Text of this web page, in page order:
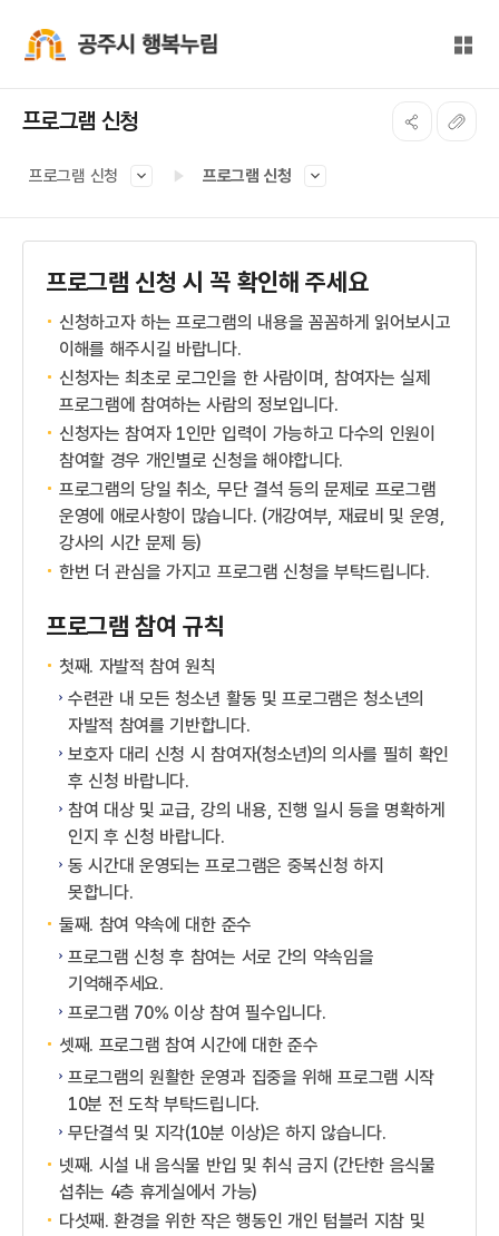
전체
프로그램 신청
프로그램 신청 프로그램 신청
프로그램 신청 시 꼭 확인해 주세요
신청하고자 하는 프로그램의 내용을 꼼꼼하게 읽어보시고
이해를 해주시길 바랍니다.
신청자는 최초로 로그인을 한 사람이며, 참여자는 실제
프로그램에 참여하는 사람의 정보입니다.
신청자는 참여자 1인만 입력이 가능하고 다수의 인원이
참여할 경우 개인별로 신청을 해야합니다.
프로그램의 당일 취소, 무단 결석 등의 문제로 프로그램
운영에 애로사항이 많습니다. (개강여부, 재료비 및 운영,
강사의 시간 문제 등)
한번 더 관심을 가지고 프로그램 신청을 부탁드립니다.
프로그램 참여 규칙
첫째. 자발적 참여 원칙
수련관 내 모든 청소년 활동 및 프로그램은 청소년의
자발적 참여를 기반합니다.
보호자 대리 신청 시 참여자(청소년)의 의사를 필히 확인
후 신청 바랍니다.
참여 대상 및 교급, 강의 내용, 진행 일시 등을 명확하게
인지 후 신청 바랍니다.
동 시간대 운영되는 프로그램은 중복신청 하지
못합니다.
둘째. 참여 약속에 대한 준수
프로그램 신청 후 참여는 서로 간의 약속임을
기억해주세요.
프로그램 70% 이상 참여 필수입니다.
셋째. 프로그램 참여 시간에 대한 준수
프로그램의 원활한 운영과 집중을 위해 프로그램 시작
10분 전 도착 부탁드립니다.
무단결석 및 지각(10분 이상)은 하지 않습니다.
넷째. 시설 내 음식물 반입 및 취식 금지 (간단한 음식물
섭취는 4층 휴게실에서 가능)
다섯째. 환경을 위한 작은 행동인 개인 텀블러 지참 및